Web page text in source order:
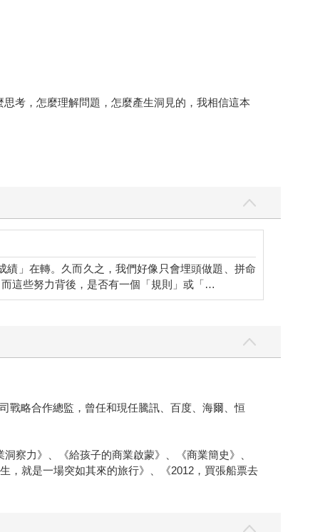
考，怎麼理解問題，怎麼產生洞見的，我相信這本
」在轉。久而久之，我們好像只會埋頭做題、拼命
這些努力背後，是否有一個「規則」或「…
戰略合作總監，曾任和現任騰訊、百度、海爾、恒
察力》、《給孩子的商業啟蒙》、《商業簡史》、
，就是一場突如其來的旅行》、《2012，買張船票去